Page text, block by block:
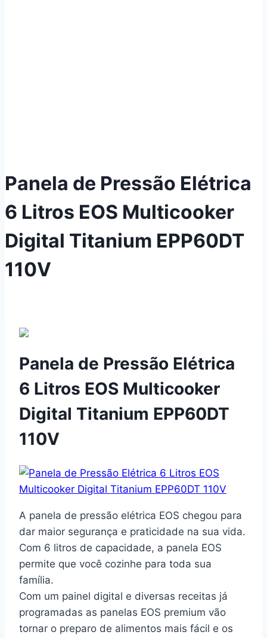
Panela de Pressão Elétrica
6 Litros EOS Multicooker
Digital Titanium EPP60DT
110V
Panela de Pressão Elétrica
6 Litros EOS Multicooker
Digital Titanium EPP60DT
110V
A panela de pressão elétrica EOS chegou para
dar maior segurança e praticidade na sua vida.
Com 6 litros de capacidade, a panela EOS
permite que você cozinhe para toda sua
família.
Com um painel digital e diversas receitas já
programadas as panelas EOS premium vão
tornar o preparo de alimentos mais fácil e os